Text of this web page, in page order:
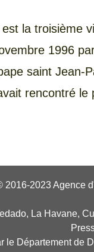
la troisième
1996
saint Jean-
rencontré le
2016-2023 Agence
La Havane,
le Département de